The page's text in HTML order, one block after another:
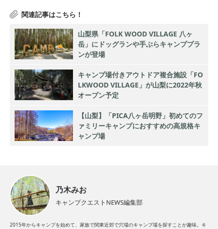
山梨県「FOLK WOOD VILLAGE 八ヶ
岳」にドッグランや手ぶらキャンププラ
ンが登場
キャンプ場付きアウトドア複合施設「FO
LKWOOD VILLAGE」が山梨に2022年秋
オープン予定
【山梨】「PICA八ヶ岳明野」初めてのフ
ァミリーキャンプにおすすめの高規格キ
ャンプ場
乃木みお
キャンプクエストNEWS編集部
2015年からキャンプを始めて、家族で関東近郊で穴場のキャンプ場を探すことが趣味。キ